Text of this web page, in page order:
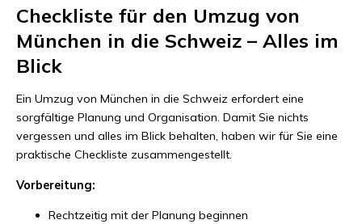
Checkliste für den Umzug von
München in die Schweiz – Alles im
Blick
Ein Umzug von München in die Schweiz erfordert eine
sorgfältige Planung und Organisation. Damit Sie nichts
vergessen und alles im Blick behalten, haben wir für Sie eine
praktische Checkliste zusammengestellt.
Vorbereitung:
Rechtzeitig mit der Planung beginnen